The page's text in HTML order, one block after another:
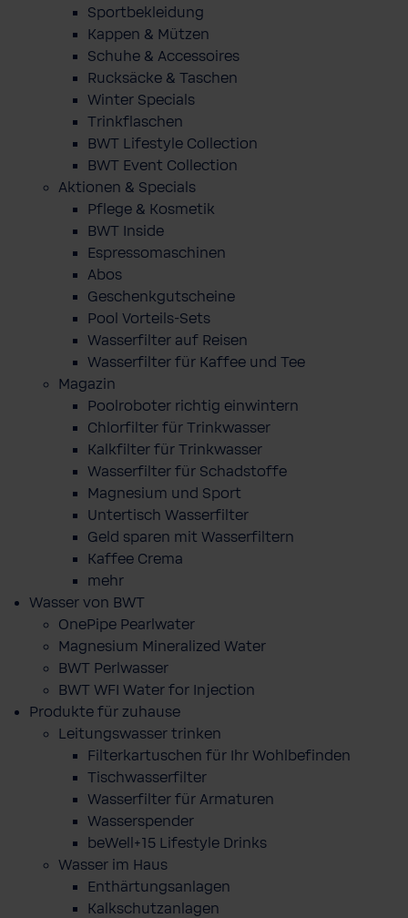
Sportbekleidung
Kappen & Mützen
Schuhe & Accessoires
Rucksäcke & Taschen
Winter Specials
Trinkflaschen
BWT Lifestyle Collection
BWT Event Collection
Aktionen & Specials
Pflege & Kosmetik
BWT Inside
Espressomaschinen
Abos
Geschenkgutscheine
Pool Vorteils-Sets
Wasserfilter auf Reisen
Wasserfilter für Kaffee und Tee
Magazin
Poolroboter richtig einwintern
Chlorfilter für Trinkwasser
Kalkfilter für Trinkwasser
Wasserfilter für Schadstoffe
Magnesium und Sport
Untertisch Wasserfilter
Geld sparen mit Wasserfiltern
Kaffee Crema
mehr
Wasser von BWT
OnePipe Pearlwater
Magnesium Mineralized Water
BWT Perlwasser
BWT WFI Water for Injection
Produkte für zuhause
Leitungswasser trinken
Filterkartuschen für Ihr Wohlbefinden
Tischwasserfilter
Wasserfilter für Armaturen
Wasserspender
beWell+15 Lifestyle Drinks
Wasser im Haus
Enthärtungsanlagen
Kalkschutzanlagen